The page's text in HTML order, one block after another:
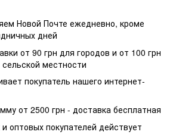
Новой Почте ежедневно, кроме
дней
от 90 грн для городов и от 100 грн
местности
покупатель нашего интернет-
от 2500 грн - доставка бесплатная
оптовых покупателей действует